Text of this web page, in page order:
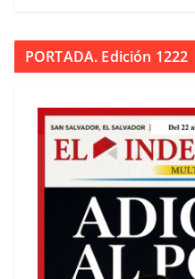
PORTADA. Edición 1222